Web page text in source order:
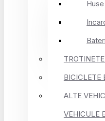
BICICLETE
ALTE
VEHICULE